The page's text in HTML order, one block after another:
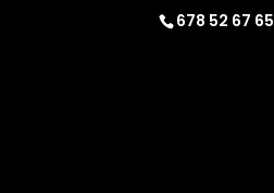
678 52 67 65